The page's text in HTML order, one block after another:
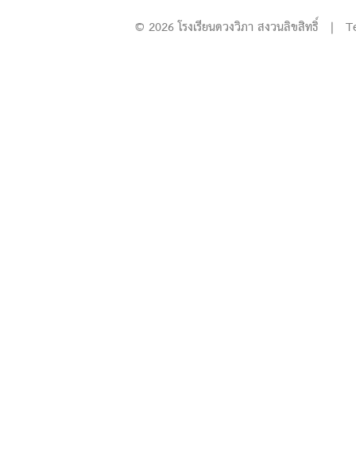
© 2026 โรงเรียนดวงวิภา สงวนลิขสิทธิ์ |